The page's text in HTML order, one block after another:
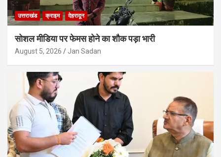
उत्तराखंड क्राइम देहरादून
सोशल मीडिया पर फेमस होने का शौक पड़ा भारी
August 5, 2026 Jan Sadan